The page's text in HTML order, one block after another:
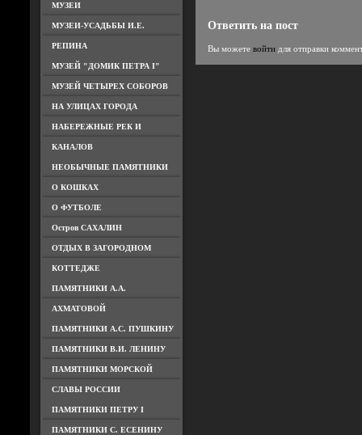
МУЗЕИ
МУЗЕИ-УСАДЬБЫ И.Е.
РЕПИНА
МУЗЕЙ "ДОМИК ПЕТРА I"
МУЗЕЙ ЧЕТЫРЕХ СОБОРОВ
НА УЛИЦАХ ГОРОДА
НАБЕРЕЖНЫЕ РЕК И
КАНАЛОВ
НЕОБЫЧНЫЕ ПАМЯТНИКИ
О КОШКАХ
О ФУТБОЛЕ
Остров САХАЛИН
ОТДЫХ В ЗАГОРОДНОМ
КОТТЕДЖЕ
ПАМЯТНИКИ А.А.
АХМАТОВОЙ
ПАМЯТНИКИ А.С. ПУШКИНУ
ПАМЯТНИКИ В.И. ЛЕНИНУ
ПАМЯТНИКИ МОРСКОЙ
СЛАВЫ РОССИИ
ПАМЯТНИКИ ПЕТРУ I
ПАМЯТНИКИ С. ЕСЕНИНУ
Ответить на пост
Вы можете войтидля отправки